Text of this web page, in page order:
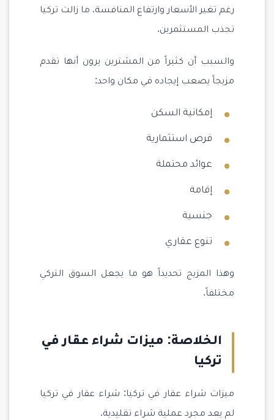
رغم تغير الأسعار وارتفاع المنافسة، ما زالت تركيا
تجذب المستثمرين.
والسبب أن كثيراً من المشترين يرون أنها تقدم
مزيجاً يصعب إيجاده في مكان واحد:
إمكانية السكن
فرص استثمارية
عوائد محتملة
إقامة
جنسية
تنوع عقاري
وهذا المزيج تحديداً هو ما يجعل السوق التركي
مختلفاً.
الخلاصة: ميزات شراء عقار في
تركيا
ميزات شراء عقار في تركيا: شراء عقار في تركيا
لم يعد مجرد عملية شراء تقليدية.